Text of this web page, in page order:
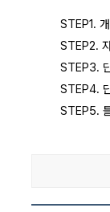
STEP1.
STEP2.
STEP3.
STEP4.
STEP5.